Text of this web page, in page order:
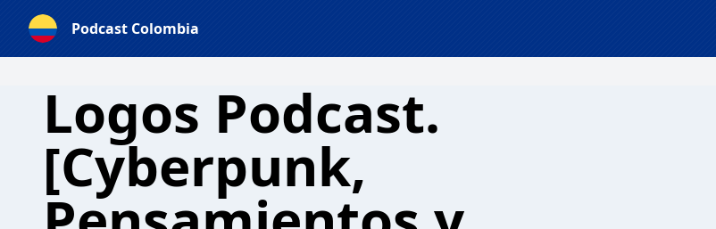
Podcast Colombia
Logos Podcast.
[Cyberpunk,